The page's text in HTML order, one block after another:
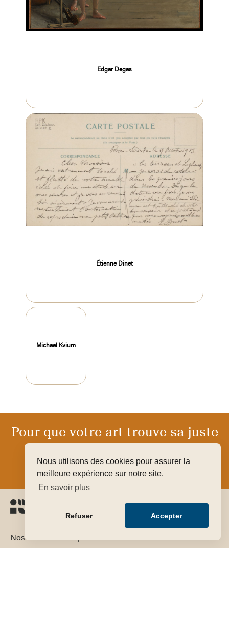
Nous utilisons des cookies pour assurer la
meilleure expérience sur notre site.
En savoir plus
Refuser Accepter
Edgar Degas
Étienne Dinet
Michael Kvium
Pour que votre art trouve sa juste
FAIRE ESTIMER GRATUITEMENT MON OBJET
Nos domaines d’expertise